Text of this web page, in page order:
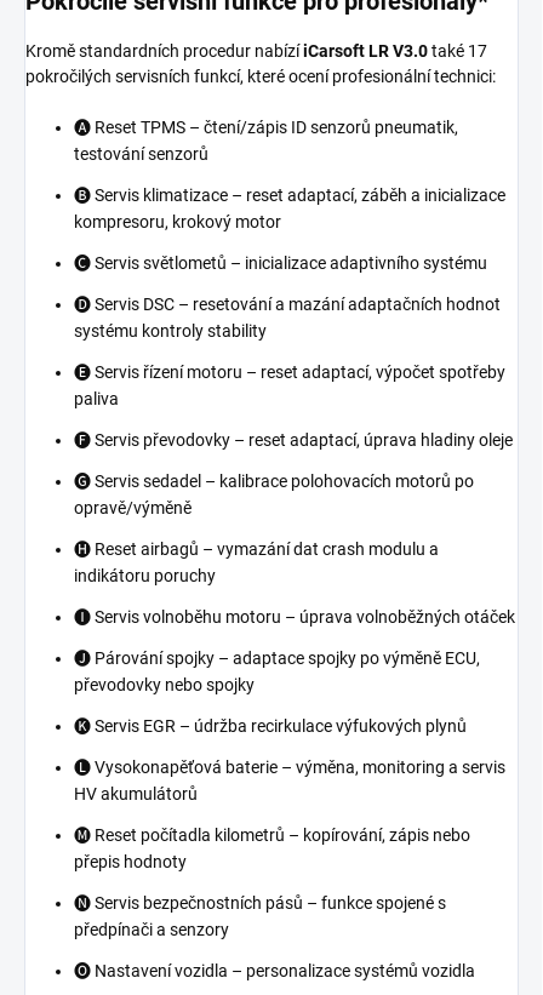
Kromě standardních procedur nabízíiCarsoft LR V3.0také 17
pokročilých servisních funkcí, které ocení profesionální technici:
🅐 Reset TPMS – čtení/zápis ID senzorů pneumatik,
testování senzorů
🅑 Servis klimatizace – reset adaptací, záběh a inicializace
kompresoru, krokový motor
🅒 Servis světlometů – inicializace adaptivního systému
🅓 Servis DSC – resetování a mazání adaptačních hodnot
systému kontroly stability
🅔 Servis řízení motoru – reset adaptací, výpočet spotřeby
paliva
🅕 Servis převodovky – reset adaptací, úprava hladiny oleje
🅖 Servis sedadel – kalibrace polohovacích motorů po
opravě/výměně
🅗 Reset airbagů – vymazání dat crash modulu a
indikátoru poruchy
🅘 Servis volnoběhu motoru – úprava volnoběžných otáček
🅙 Párování spojky – adaptace spojky po výměně ECU,
převodovky nebo spojky
🅚 Servis EGR – údržba recirkulace výfukových plynů
🅛 Vysokonapěťová baterie – výměna, monitoring a servis
HV akumulátorů
🅜 Reset počítadla kilometrů – kopírování, zápis nebo
přepis hodnoty
🅝 Servis bezpečnostních pásů – funkce spojené s
předpínači a senzory
🅞 Nastavení vozidla – personalizace systémů vozidla